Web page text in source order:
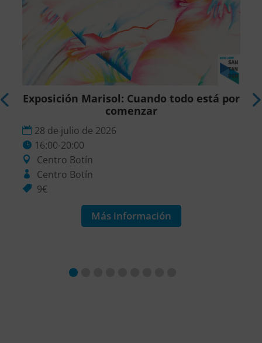
Exposición Marisol: Cuando todo está por
comenzar
28 de julio de 2026
16:00-20:00
Centro Botín
Centro Botín
9€
Más información